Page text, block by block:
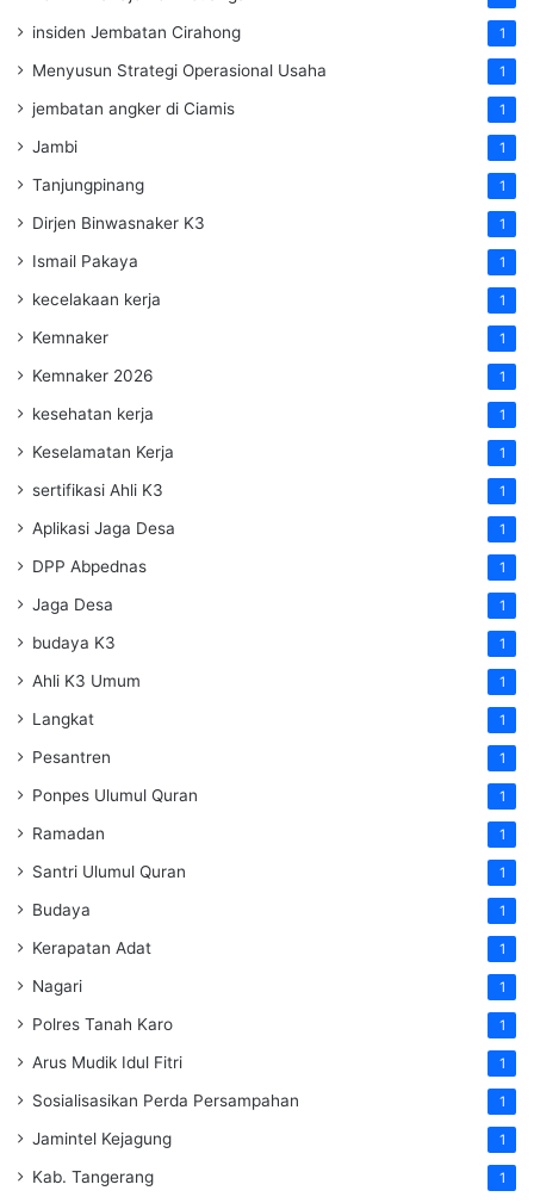
insiden Jembatan Cirahong 1
Menyusun Strategi Operasional Usaha 1
jembatan angker di Ciamis 1
Jambi 1
Tanjungpinang 1
Dirjen Binwasnaker K3 1
Ismail Pakaya 1
kecelakaan kerja 1
Kemnaker 1
Kemnaker 2026 1
kesehatan kerja 1
Keselamatan Kerja 1
sertifikasi Ahli K3 1
Aplikasi Jaga Desa 1
DPP Abpednas 1
Jaga Desa 1
budaya K3 1
Ahli K3 Umum 1
Langkat 1
Pesantren 1
Ponpes Ulumul Quran 1
Ramadan 1
Santri Ulumul Quran 1
Budaya 1
Kerapatan Adat 1
Nagari 1
Polres Tanah Karo 1
Arus Mudik Idul Fitri 1
Sosialisasikan Perda Persampahan 1
Jamintel Kejagung 1
Kab. Tangerang 1